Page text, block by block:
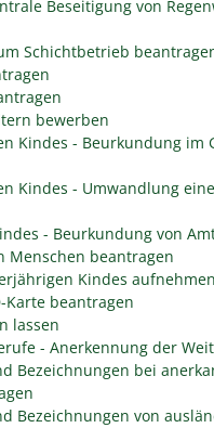
Beseitigung von
Schichtbetrieb
bewerben
Kindes - Beurkundung im
Kindes - Umwandlung
- Beurkundung von
Menschen beantragen
Kindes aufnehmen
beantragen
lassen
- Anerkennung der
Bezeichnungen bei
Bezeichnungen von